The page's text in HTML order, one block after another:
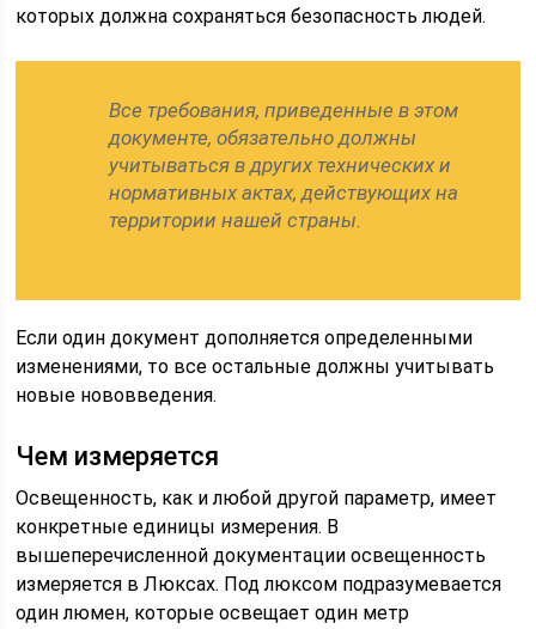
которых должна сохраняться безопасность людей.
Все требования, приведенные в этом
документе, обязательно должны
учитываться в других технических и
нормативных актах, действующих на
территории нашей страны.
Если один документ дополняется определенными
изменениями, то все остальные должны учитывать
новые нововведения.
Чем измеряется
Освещенность, как и любой другой параметр, имеет
конкретные единицы измерения. В
вышеперечисленной документации освещенность
измеряется в Люксах. Под люксом подразумевается
один люмен, которые освещает один метр